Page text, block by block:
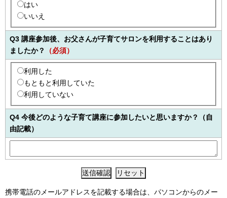
はい
いいえ
Q3 講座参加後、お父さんが子育てサロンを利用することはあり
ましたか？
（必須）
利用した
もともと利用していた
利用していない
Q4 今後どのような子育て講座に参加したいと思いますか？（自
由記載）
携帯電話のメールアドレスを記載する場合は、パソコンからのメー